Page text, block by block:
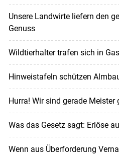
Unsere Landwirte liefern den
Genuss
Wildtierhalter trafen sich in
Hinweistafeln schützen
Hurra! Wir sind gerade Meister
Was das Gesetz sagt: Erlöse
Wenn aus Überforderung